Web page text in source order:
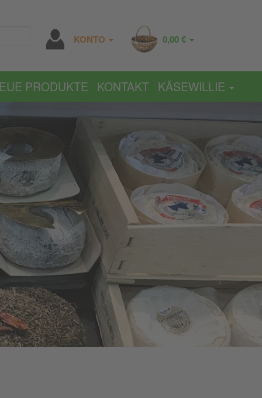
KONTO 0,00 €
PRODUKTE KONTAKT KÄSEWILLIE